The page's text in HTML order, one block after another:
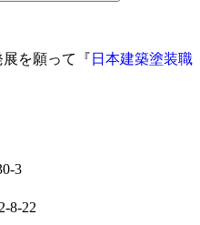
を願って『 日本建築塗装職
3
8-22